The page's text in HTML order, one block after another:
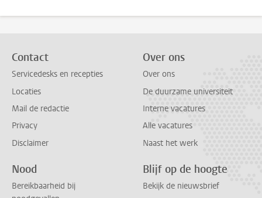
Contact
Servicedesks en recepties
Locaties
Mail de redactie
Privacy
Disclaimer
Over ons
Over ons
De duurzame universiteit
Interne vacatures
Alle vacatures
Naast het werk
Nood
Bereikbaarheid bij
Blijf op de hoogte
Bekijk de nieuwsbrief